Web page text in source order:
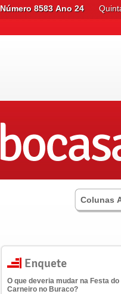
Número 8583 Ano 24
Colunas
O que deveria mudar na Festa do
Carneiro no Buraco?